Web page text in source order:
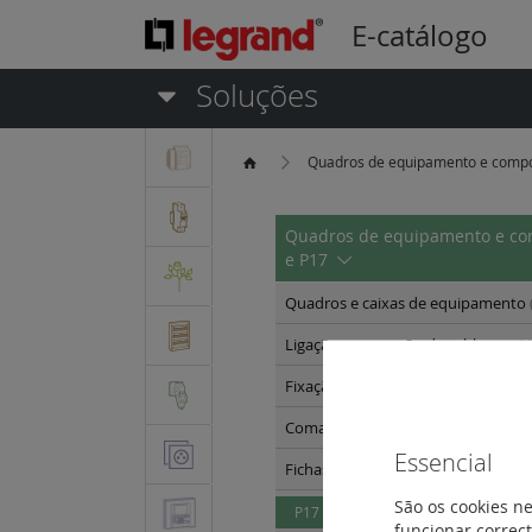
E-catálogo
Soluções
Quadros de equipamento e
Quadros de equipamento e
e P17
Quadros e caixas de equipamento
Ligação e marcação da cablagem
Fixação e circulação da cablagem
Comando e sinalização
Fichas e tomadas industriais(164)
P17 Tempra Pro tipo "schuko" 16 A
Essencial
São os cookies